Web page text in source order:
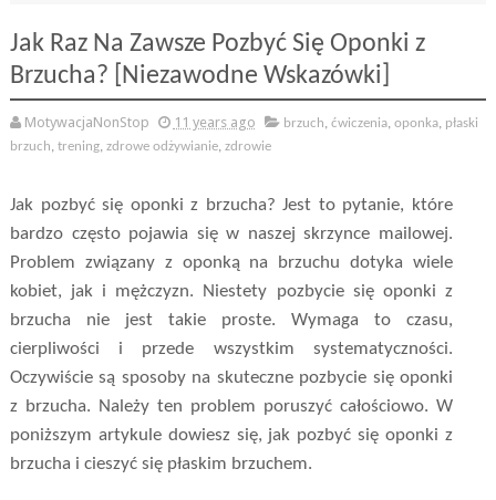
Jak Raz Na Zawsze Pozbyć Się Oponki z
Brzucha? [Niezawodne Wskazówki]
MotywacjaNonStop 11 years ago brzuch, ćwiczenia, oponka, płaski
brzuch, trening, zdrowe odżywianie, zdrowie
Jak pozbyć się oponki z brzucha? Jest to pytanie, które
bardzo często pojawia się w naszej skrzynce mailowej.
Problem związany z oponką na brzuchu dotyka wiele
kobiet, jak i mężczyzn. Niestety pozbycie się oponki z
brzucha nie jest takie proste. Wymaga to czasu,
cierpliwości i przede wszystkim systematyczności.
Oczywiście są sposoby na skuteczne pozbycie się oponki
z brzucha. Należy ten problem poruszyć całościowo. W
poniższym artykule dowiesz się, jak pozbyć się oponki z
brzucha i cieszyć się płaskim brzuchem.